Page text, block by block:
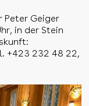
Peter Geiger
in der Stein
+423 232 48 22,